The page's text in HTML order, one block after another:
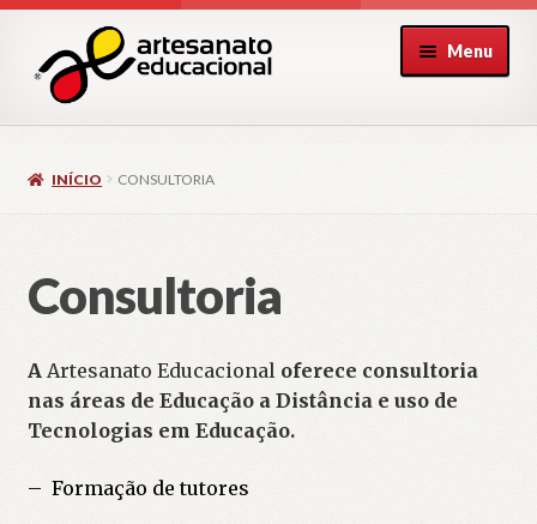
para
navegação
para
conteúdo
Menu
INÍCIO CONSULTORIA
Consultoria
A Artesanato Educacional oferece consultoria
nas áreas de Educação a Distância e uso de
Tecnologias em Educação.
– Formação de tutores